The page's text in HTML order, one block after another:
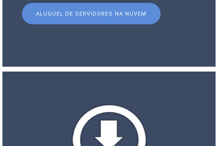
ALUGUEL DE SERVIDORES NA NUVEM